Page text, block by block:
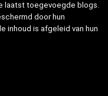
laatst toegevoegde blogs.
door hun
inhoud is afgeleid van hun